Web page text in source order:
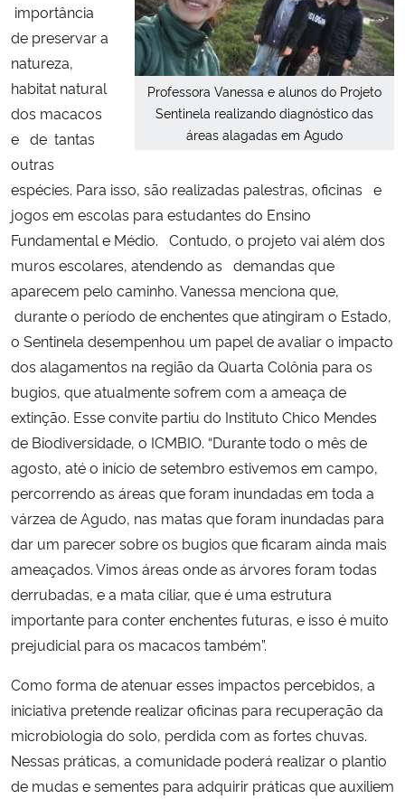
Banco Central do Brasil
Professora Vanessa e alunos do Projeto
Sentinela realizando diagnóstico das
áreas alagadas em Agudo
importância
de preservar a
natureza,
habitat natural
dos macacos
e de tantas
outras
espécies. Para isso, são realizadas palestras, oficinas e
jogos em escolas para estudantes do Ensino
Fundamental e Médio. Contudo, o projeto vai além dos
muros escolares, atendendo as demandas que
aparecem pelo caminho. Vanessa menciona que,
durante o período deenchentes que atingiram o Estado,
o Sentinela desempenhou um papel de avaliar o impacto
dos alagamentos na região da Quarta Colônia para os
bugios, que atualmente sofrem com a ameaça de
extinção. Esse convite partiu do Instituto Chico Mendes
de Biodiversidade, o ICMBIO. “Durante todo o mês de
agosto, até o início de setembro estivemos em campo,
percorrendo as áreas que foram inundadas em toda a
várzea de Agudo, nas matas que foram inundadas para
dar um parecer sobre os bugios que ficaram ainda mais
ameaçados. Vimos áreas onde as árvores foram todas
derrubadas, e a mata ciliar, que é uma estrutura
importante para conter enchentes futuras, e isso é muito
prejudicial para os macacos também”.
Como forma de atenuar esses impactos percebidos, a
iniciativa pretende realizar oficinas para recuperação da
microbiologia do solo, perdida com as fortes chuvas.
Nessas práticas, a comunidade poderá realizar o plantio
de mudas e sementes para adquirir práticas que auxiliem